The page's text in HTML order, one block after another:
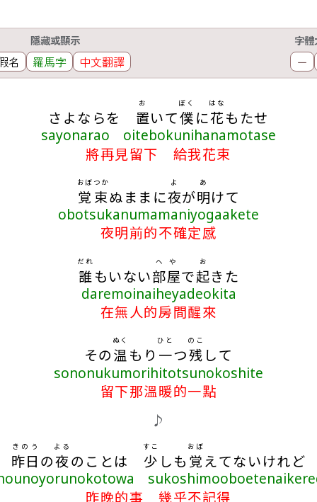
隱藏或顯示
名 羅馬字 中文翻譯
字
－
さよならを 置
お
いて僕
ぼく
に花
はな
もたせ
sayonarao oitebokunihanamotase
將再見留下 給我花束
覚束
おぼつか
ぬままに夜
よ
が明
あ
けて
obotsukanumamaniyogaakete
夜明前的不確定感
誰
だれ
もいない部屋
へや
で起
お
きた
daremoinaiheyadeokita
在無人的房間醒來
その温
ぬく
もり 一
ひと
つ残
のこ
して
sononukumorihitotsunokoshite
留下那溫暖的一點
♪
昨日
きのう
の夜
よる
のことは 少
すこ
しも 覚
おぼ
えてないけれど
昨晚的事 幾乎不記得